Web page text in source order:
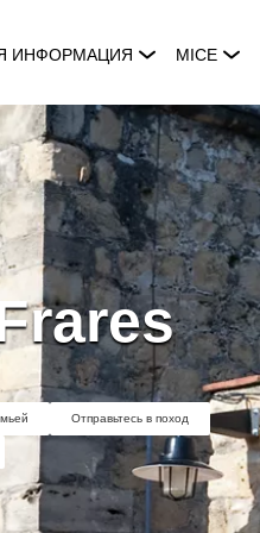
ИНФОРМАЦИЯ MICE
Отправьтесь в поход